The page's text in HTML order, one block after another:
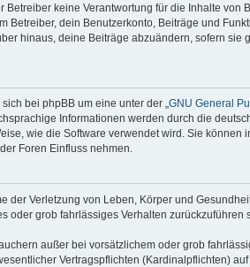
Betreiber keine Verantwortung für die Inhalte
Betreiber, dein Benutzerkonto, Beiträge und
hinaus, deine Beiträge abzuändern, sofern
bei phpBB um eine unter der „GNU General
Informationen werden durch die
wie die Software verwendet wird. Sie
Foren Einfluss nehmen.
der Verletzung von Leben, Körper und
oder grob fahrlässiges Verhalten
außer bei vorsätzlichem oder grob
Vertragspflichten (Kardinalpflichten)